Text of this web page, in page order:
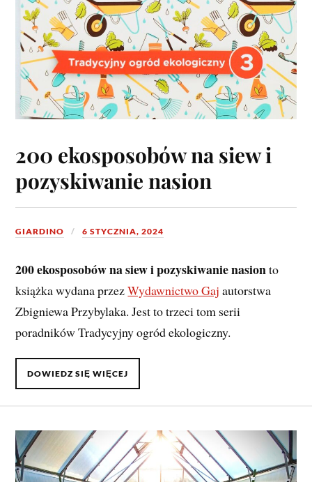
200 ekosposobów na siew i
pozyskiwanie nasion
GIARDINO 6 STYCZNIA, 2024
200 ekosposobów na siew i pozyskiwanie nasionto
książka wydana przezWydawnictwo Gaj autorstwa
Zbigniewa Przybylaka. Jest to trzeci tom serii
poradników Tradycyjny ogród ekologiczny.
DOWIEDZ SIĘ WIĘCEJ